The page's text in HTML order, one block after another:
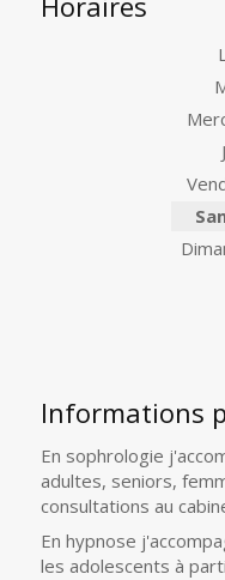
Informations
En sophrologie
adultes, seniors,
consultations au
En hypnose
les adolescents à